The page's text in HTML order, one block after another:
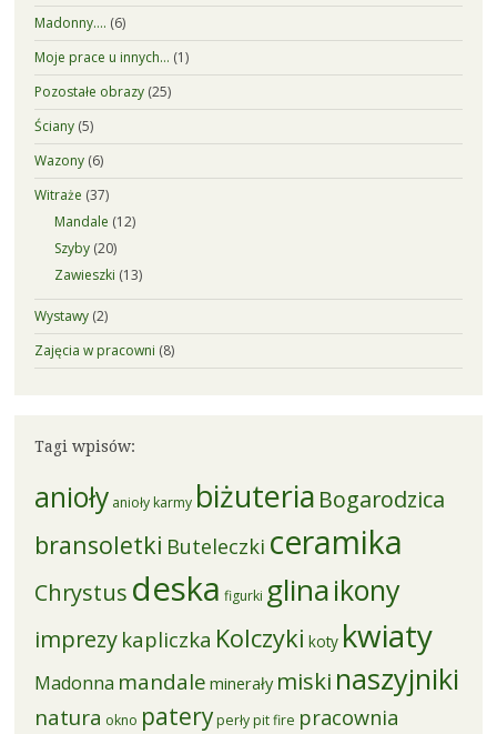
Madonny…. (6)
Moje prace u innych… (1)
Pozostałe obrazy(25)
Ściany(5)
Wazony(6)
Witraże (37)
Mandale (12)
Szyby(20)
Zawieszki (13)
Wystawy(2)
Zajęcia w pracowni (8)
Tagi wpisów:
anioły anioły karmy biżuteria Bogarodzica
bransoletki Buteleczki ceramika
Chrystus deska figurki glinaikony
imprezy kapliczka Kolczyki koty kwiaty
Madonna mandale minerały miski naszyjniki
natura okno pateryperłypit fire pracownia